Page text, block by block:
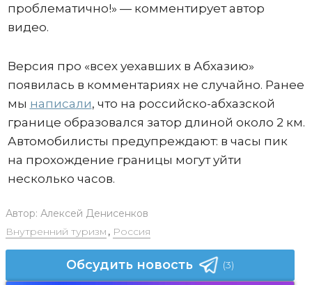
проблематично!» — комментирует автор
видео.
Версия про «всех уехавших в Абхазию»
появилась в комментариях не случайно. Ранее
мы написали, что на российско-абхазской
границе образовался затор длиной около 2 км.
Автомобилисты предупреждают: в часы пик
на прохождение границы могут уйти
несколько часов.
Автор: Алексей Денисенков
Внутренний туризм , Россия
Обсудить новость (3)